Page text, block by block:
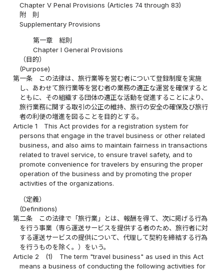
Chapter V Penal Provisions (Articles 74 through 83)
附 則
Supplementary Provisions
第一章 総則
Chapter I General Provisions
（目的）
(Purpose)
第一条
この法律は、旅行業等を営む者について登録制度を実施
し、あわせて旅行業等を営む者の業務の適正な運営を確保すると
ともに、その組織する団体の適正な活動を促進することにより、
旅行業務に関する取引の公正の維持、旅行の安全の確保及び旅行
者の利便の増進を図ることを目的とする。
Article 1
This Act provides for a registration system for
persons that engage in the travel business or other related
business, and also aims to maintain fairness in transactions
related to travel service, to ensure travel safety, and to
promote convenience for travelers by ensuring the proper
operation of the business and by promoting the proper
activities of the organizations.
（定義）
(Definitions)
第二条
この法律で「旅行業」とは、報酬を得て、次に掲げる行為
を行う事業（専ら運送サービスを提供する者のため、旅行者に対
する運送サービスの提供について、代理して契約を締結する行為
を行うものを除く。）をいう。
Article 2
(1)
The term "travel business" as used in this Act
means a business of conducting the following activities for